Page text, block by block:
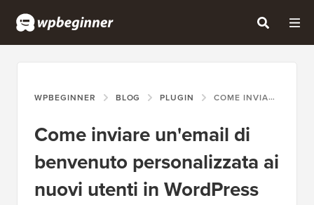
WPBEGINNER BLOG PLUGIN COME INVIARE UN'EMAIL DI BENVENUTO PERSONALIZZATA AI NUOVI UTENTI IN WORDPRESS
Come inviare un'email di
benvenuto personalizzata ai
nuovi utenti in WordPress